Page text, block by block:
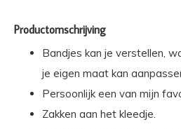
Productomschrijving
Bandjes kan je verstellen,
je eigen maat kan
Persoonlijk een van mijn
Zakken aan het kleedje.